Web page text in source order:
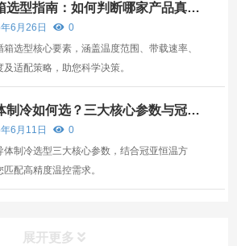
选型指南：如何判断哪家产品真正
的测试需求
6月26日
0
箱选型核心要素，涵盖温度范围、带载速率、
及适配策略，助您科学决策。
制冷如何选？三大核心参数与冠亚
案解析
6月11日
0
体制冷选型三大核心参数，结合冠亚恒温方
匹配高精度温控需求。
展开更多